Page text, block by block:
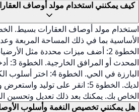
كيف يمكنني استخدام مولد أوصاف
الأساسية بما في ذلك المساحة المربعة
الخطوة 2: أضف ميزات محددة مثل
المحدث
البارزة في الحي. الخطوة
لديك. الخطوة 5: انقر على توليد
الخاص بك. يمكنك بعد ذلك تعديل
هل يمكنني تخصيص النغمة وأسلوب